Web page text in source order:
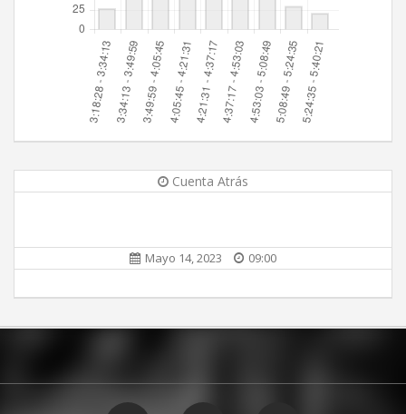
Cuenta Atrás
Mayo 14, 2023 09:00